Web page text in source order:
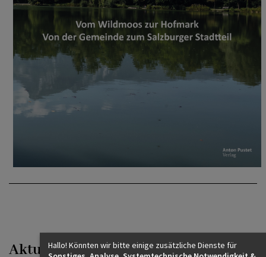
Aktuelle Termine
Hallo! Könnten wir bitte einige zusätzliche Dienste für